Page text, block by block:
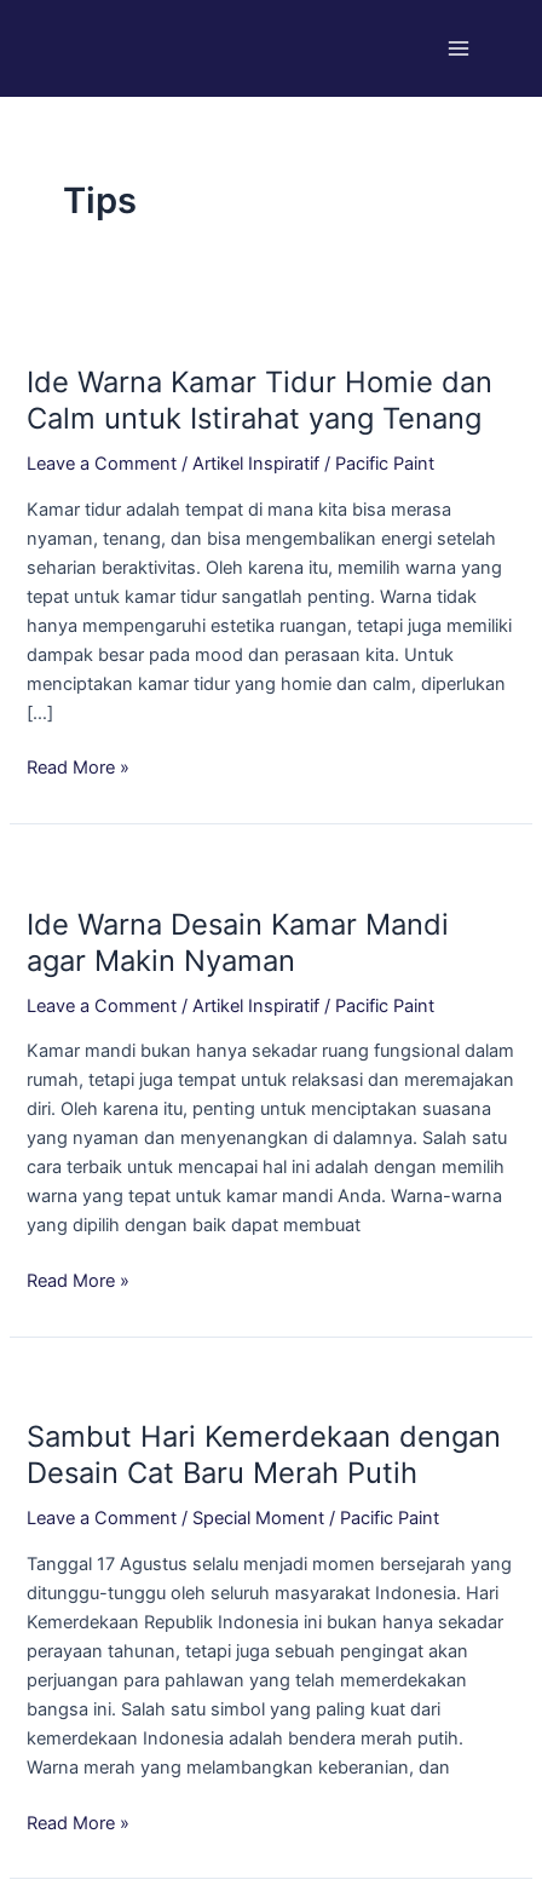
Tips
Ide Warna Kamar Tidur Homie dan
Calm untuk Istirahat yang Tenang
Leave a Comment /Artikel Inspiratif / Pacific Paint
Kamar tidur adalah tempat di mana kita bisa merasa
nyaman, tenang, dan bisa mengembalikan energi setelah
seharian beraktivitas. Oleh karena itu, memilih warna yang
tepat untuk kamar tidur sangatlah penting. Warna tidak
hanya mempengaruhi estetika ruangan, tetapi juga memiliki
dampak besar pada mood dan perasaan kita. Untuk
menciptakan kamar tidur yang homie dan calm, diperlukan
[…]
Kamar
Tidur
dan
Istirahat
Tenang
Read More »
Ide Warna Desain Kamar Mandi
agar Makin Nyaman
Leave a Comment / Artikel Inspiratif / Pacific Paint
Kamar mandi bukan hanya sekadar ruang fungsional dalam
rumah, tetapi juga tempat untuk relaksasi dan meremajakan
diri. Oleh karena itu, penting untuk menciptakan suasana
yang nyaman dan menyenangkan di dalamnya. Salah satu
cara terbaik untuk mencapai hal ini adalah dengan memilih
warna yang tepat untuk kamar mandi Anda. Warna-warna
yang dipilih dengan baik dapat membuat
Desain
Kamar
Mandi
agar
Makin
Nyaman
Read More »
Sambut Hari Kemerdekaan dengan
Desain Cat Baru Merah Putih
Leave a Comment / Special Moment / Pacific Paint
Tanggal 17 Agustus selalu menjadi momen bersejarah yang
ditunggu-tunggu oleh seluruh masyarakat Indonesia. Hari
Kemerdekaan Republik Indonesia ini bukan hanya sekadar
perayaan tahunan, tetapi juga sebuah pengingat akan
perjuangan para pahlawan yang telah memerdekakan
bangsa ini. Salah satu simbol yang paling kuat dari
kemerdekaan Indonesia adalah bendera merah putih.
Warna merah yang melambangkan keberanian, dan
Kemerdekaan
dengan
Cat
Merah
Read More »